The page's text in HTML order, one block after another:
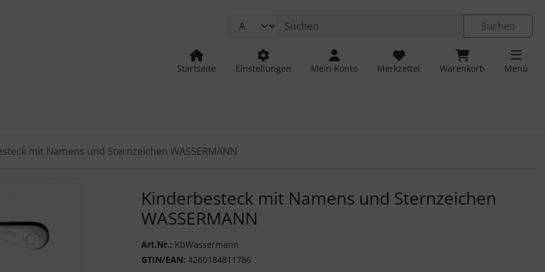
Suchen
Startseite Einstellungen Mein Konto Merkzettel Warenkorb Menü
mit Namens und Sternzeichen WASSERMANN
Kinderbesteck mit Namens und Sternzeichen
WASSERMANN
Art.Nr.: KbWassermann
GTIN/EAN: 4260184811786
" und "Vor-Button" nutzen, um zwischen den Bildern zu navigieren. Zum Vergrößern klicken Sie auf das Bild.